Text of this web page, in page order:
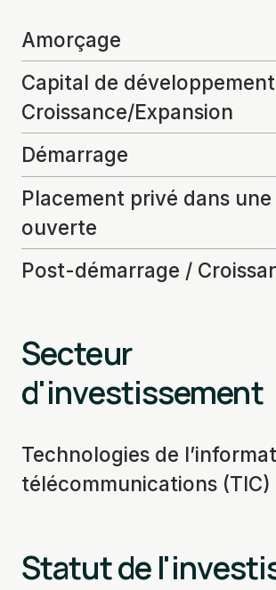
Amorçage
Capital de développement
Croissance/Expansion
Démarrage
Placement privé dans
ouverte
Post-démarrage /
Secteur
d'investissement
Technologies de
télécommunications (TIC)
Statut de